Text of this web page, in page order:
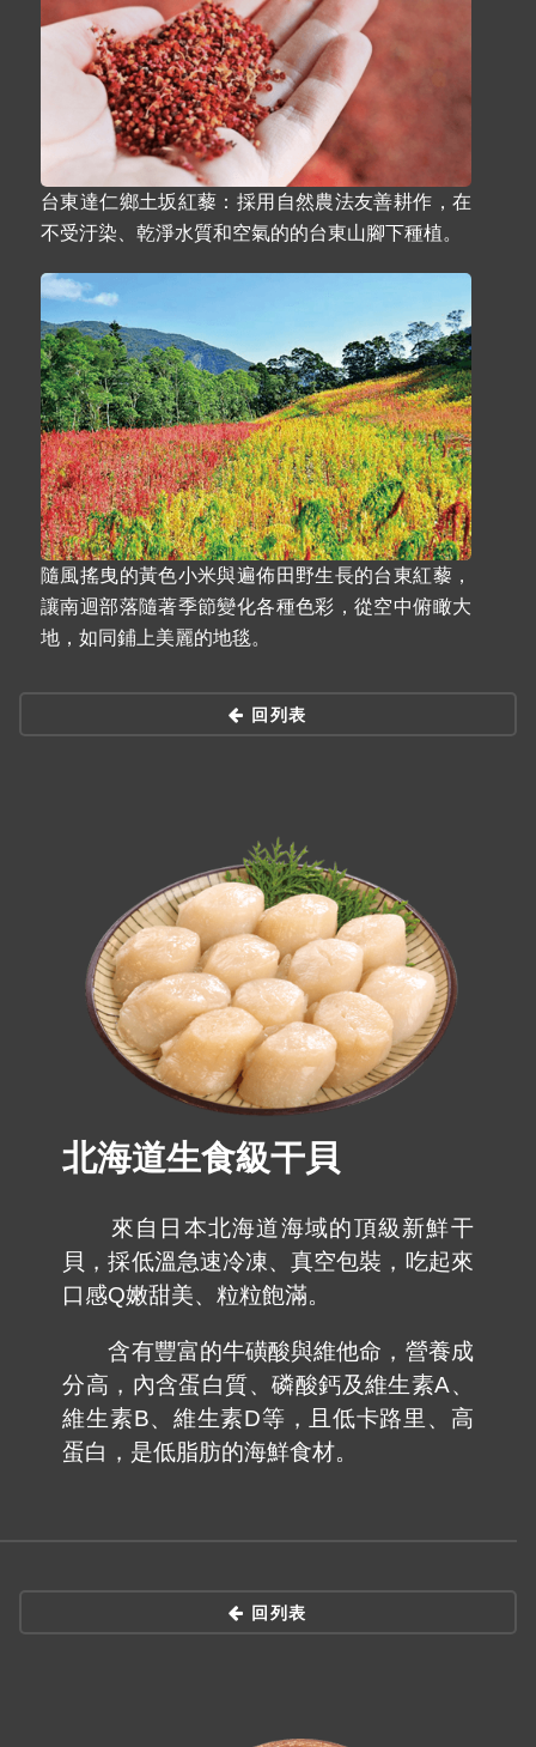
台東達仁鄉土坂紅藜：採用自然農法友善耕作，在
不受汙染、乾淨水質和空氣的的台東山腳下種植。
隨風搖曳的黃色小米與遍佈田野生長的台東紅藜，
讓南迴部落隨著季節變化各種色彩，從空中俯瞰大
地，如同鋪上美麗的地毯。
回列表
北海道生食級干貝
來自日本北海道海域的頂級新鮮干
貝，採低溫急速冷凍、真空包裝，吃起來
口感Q嫩甜美、粒粒飽滿。
含有豐富的牛磺酸與維他命，營養成
分高，內含蛋白質、磷酸鈣及維生素A、
維生素B、維生素D等，且低卡路里、高
蛋白，是低脂肪的海鮮食材。
回列表